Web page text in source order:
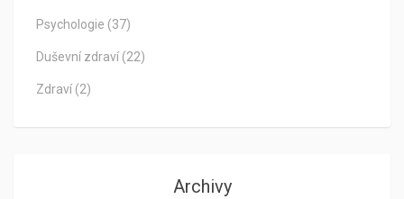
Psychologie (37)
Duševní zdraví (22)
Zdraví (2)
Archivy